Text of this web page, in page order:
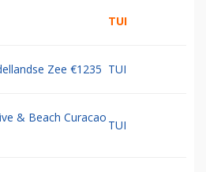
TUI
Zee €1235 TUI
& Beach Curacao
TUI